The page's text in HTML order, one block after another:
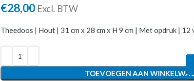
€28,00 Excl. BTW
Theedoos | Hout | 31 cm x 28 cm x H 9 cm | Met opdruk |
TOEVOEGEN AAN